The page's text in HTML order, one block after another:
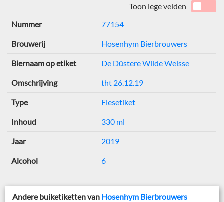
Toon lege velden
Nummer
77154
Brouwerij Hosenhym Bierbrouwers
Biernaam op etiket De Düstere Wilde Weisse
Omschrijving tht 26.12.19
Type Flesetiket
Inhoud 330 ml
Jaar 2019
Alcohol 6
Andere buiketiketten van Hosenhym Bierbrouwers